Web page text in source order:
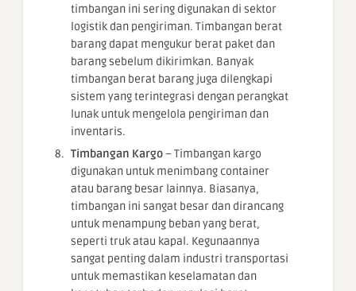
timbangan ini sering digunakan di sektor
logistik dan pengiriman. Timbangan berat
barang dapat mengukur berat paket dan
barang sebelum dikirimkan. Banyak
timbangan berat barang juga dilengkapi
sistem yang terintegrasi dengan perangkat
lunak untuk mengelola pengiriman dan
inventaris.
Timbangan Kargo– Timbangan kargo
digunakan untuk menimbang container
atau barang besar lainnya. Biasanya,
timbangan ini sangat besar dan dirancang
untuk menampung beban yang berat,
seperti truk atau kapal. Kegunaannya
sangat penting dalam industri transportasi
untuk memastikan keselamatan dan